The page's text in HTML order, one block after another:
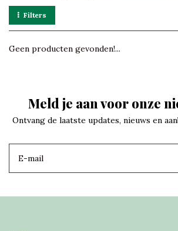
Filters
Geen producten gevonden!...
Meld je aan voor onze
Ontvang de laatste updates, nieuws en